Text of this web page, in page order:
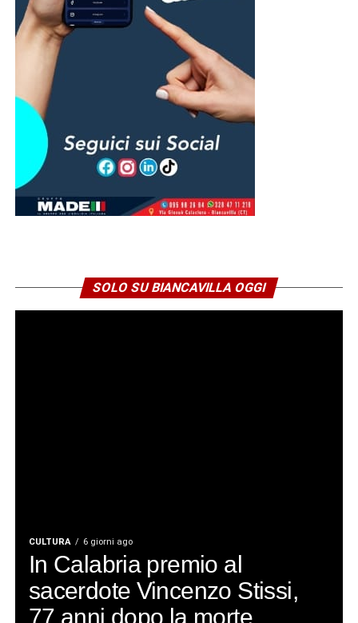
SOLO SU BIANCAVILLA OGGI
CULTURA 6 giorni ago
In Calabria premio al
sacerdote Vincenzo Stissi,
77 anni dopo la morte